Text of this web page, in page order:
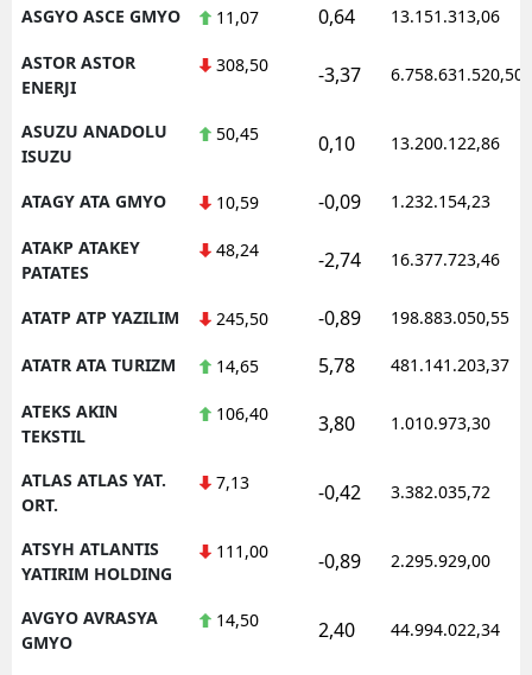
ASGYO ASCE GMYO 11,07 0,64 13.151.313,06
ASTOR ASTOR
ENERJI
308,50 -3,37 6.758.631.520,50
ASUZU ANADOLU
ISUZU
50,45 0,10 13.200.122,86
ATAGY ATA GMYO 10,59 -0,09 1.232.154,23
ATAKP ATAKEY
PATATES
48,24 -2,74 16.377.723,46
ATATP ATP YAZILIM 245,50 -0,89 198.883.050,55
ATATR ATA TURIZM 14,65 5,78 481.141.203,37
ATEKS AKIN
TEKSTIL
106,40 3,80 1.010.973,30
ATLAS ATLAS YAT.
ORT.
7,13 -0,42 3.382.035,72
ATSYH ATLANTIS
YATIRIM HOLDING
111,00 -0,89 2.295.929,00
AVGYO AVRASYA
GMYO
14,50 2,40 44.994.022,34